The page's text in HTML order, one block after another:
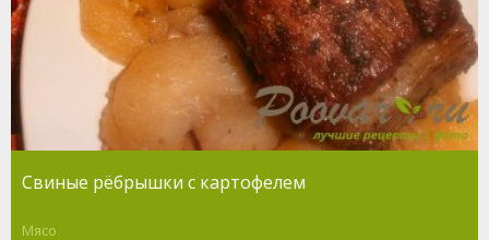
Свиные рёбрышки с картофелем
Мясо